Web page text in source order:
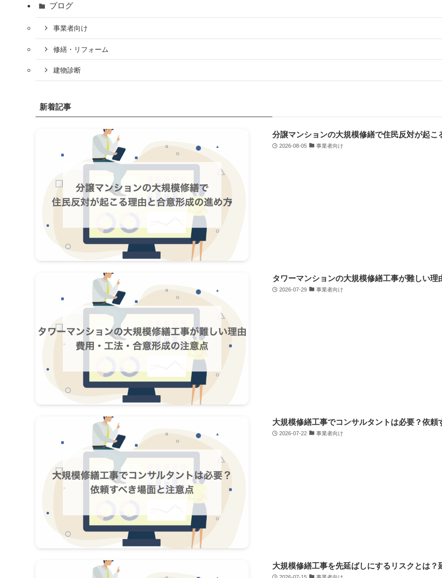
ブログ
事業者向け
修繕・リフォーム
建物診断
新着記事
分譲マンションの大規模修繕で住民反対が起こ
2026-08-05 事業者向け
タワーマンションの大規模修繕工事が難しい
2026-07-29 事業者向け
大規模修繕工事でコンサルタントは必要？依頼
2026-07-22 事業者向け
大規模修繕工事を先延ばしにするリスクとは？